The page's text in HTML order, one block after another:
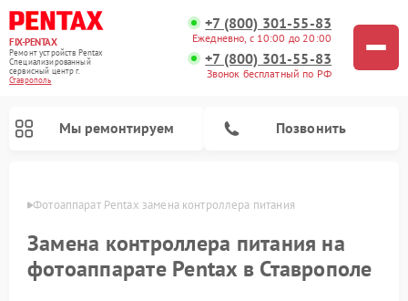
FIX-PENTAX
Ремонт устройств Pentax
Специализированный
cервисный центр г.
Ставрополь
+7 (800) 301-55-83
Ежедневно, с 10:00 до 20:00
+7 (800) 301-55-83
Звонок бесплатный по РФ
Мы ремонтируем Позвонить
Фотоаппарат Pentax замена контроллера питания
Замена контроллера питания на
фотоаппарате Pentax в Ставрополе